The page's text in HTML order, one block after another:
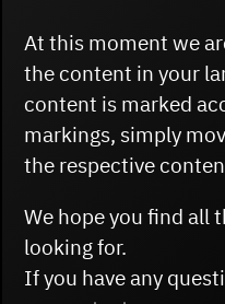
buitenlandse
Tweede
Mahnmal gegen
At this moment we
the content in your
content is marked
markings, simply
the respective
We hope you find all
looking for.
If you have any